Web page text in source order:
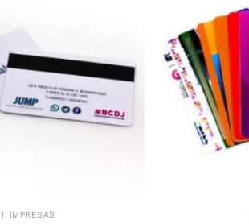
1. IMPRESAS